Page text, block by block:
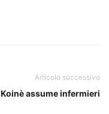
Articolo successivo
Koinè assume infermieri